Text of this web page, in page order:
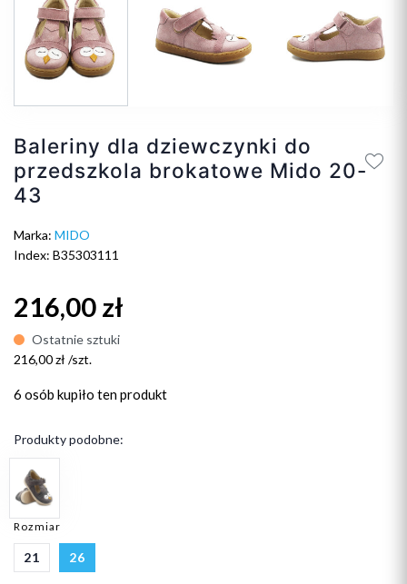
Baleriny dla dziewczynki do
przedszkola brokatowe Mido 20-
43
Marka: MIDO
Index: B35303111
216,00 zł
Ostatnie sztuki
216,00 zł /szt.
6 osób kupiło ten produkt
Produkty podobne:
Rozmiar
21 26